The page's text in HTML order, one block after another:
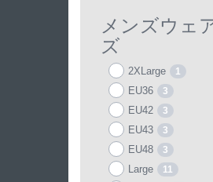
メンズウェ
ズ
2XLarge 1
EU36 3
EU42 3
EU43 3
EU48 3
Large 11